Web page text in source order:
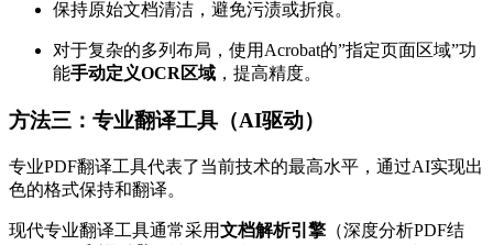
保持原始文档清洁，避免污渍或折痕。
对于复杂的多列布局，使用Acrobat的”指定页面区域”功
能手动定义OCR区域 ，提高精度。
方法三：专业翻译工具（AI驱动）
专业PDF翻译工具代表了当前技术的最高水平，通过AI实现出
色的格式保持和翻译。
现代专业翻译工具通常采用文档解析引擎 （深度分析PDF结